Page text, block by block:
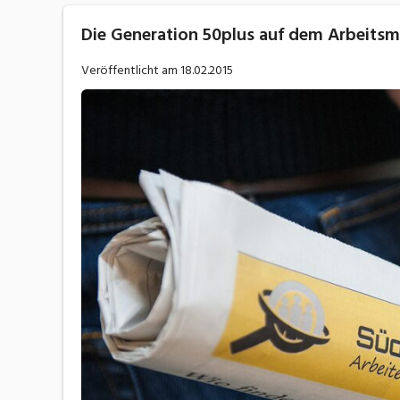
Die Generation 50plus auf dem
Veröffentlicht am18.02.2015